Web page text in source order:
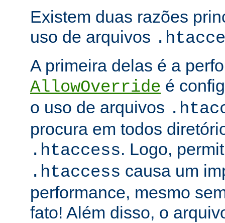
Existem duas razões
uso de arquivos
A primeira delas é a
AllowOverride é
o uso de arquivos
procura em todos
.htaccess. Logo,
.htaccess causa um
performance, mesmo
fato! Além disso, o